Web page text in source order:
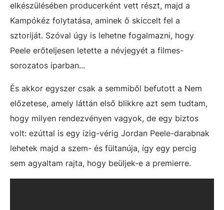
elkészülésében producerként vett részt, majd a
Kampókéz folytatása, aminek ő skiccelt fel a
sztoriját. Szóval úgy is lehetne fogalmazni, hogy
Peele erőteljesen letette a névjegyét a filmes-
sorozatos iparban...
És akkor egyszer csak a semmiből befutott a Nem
előzetese, amely láttán első blikkre azt sem tudtam,
hogy milyen rendezvényen vagyok, de egy biztos
volt: ezúttal is egy ízig-vérig Jordan Peele-darabnak
lehetek majd a szem- és fültanúja, így egy percig
sem agyaltam rajta, hogy beüljek-e a premierre.